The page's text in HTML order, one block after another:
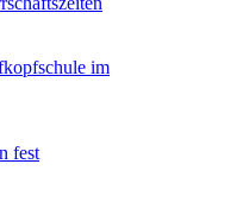
im
fest